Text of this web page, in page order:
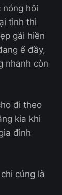
nóng hôi
tình thì
gái hiền
ế đầy,
nhanh còn
đi theo
kia khi
đình
củng là